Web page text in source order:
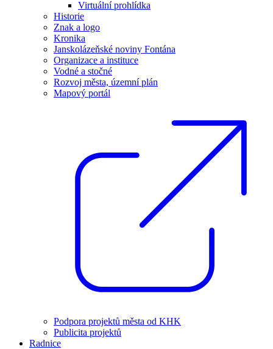
Virtuální prohlídka
Historie
Znak a logo
Kronika
Janskolázeňské noviny Fontána
Organizace a instituce
Vodné a stočné
Rozvoj města, územní plán
Mapový portál
Podpora projektů města od KHK
Publicita projektů
Radnice